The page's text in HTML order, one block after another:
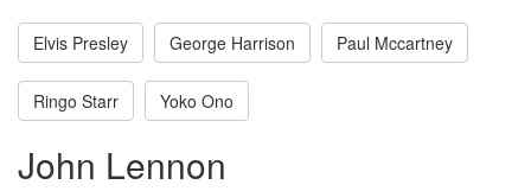
Elvis Presley George Harrison Paul Mccartney
Ringo Starr Yoko Ono
John Lennon